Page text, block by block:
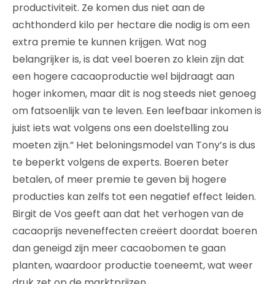
productiviteit. Ze komen dus niet aan de
achthonderd kilo per hectare die nodig is om een
extra premie te kunnen krijgen. Wat nog
belangrijker is, is dat veel boeren zo klein zijn dat
een hogere cacaoproductie wel bijdraagt aan
hoger inkomen, maar dit is nog steeds niet genoeg
om fatsoenlijk van te leven. Een leefbaar inkomen is
juist iets wat volgens ons een doelstelling zou
moeten zijn.” Het beloningsmodel van Tony’s is dus
te beperkt volgens de experts. Boeren beter
betalen, of meer premie te geven bij hogere
producties kan zelfs tot een negatief effect leiden.
Birgit de Vos geeft aan dat het verhogen van de
cacaoprijs neveneffecten creëert doordat boeren
dan geneigd zijn meer cacaobomen te gaan
planten, waardoor productie toeneemt, wat weer